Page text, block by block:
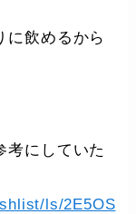
に飲めるから
考にしていた
ls/2E5OS